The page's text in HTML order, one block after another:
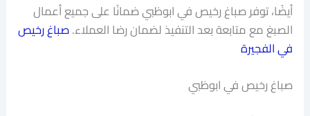
أيضًا، توفر صباغ رخيص في ابوظبي ضمانًا على جميع أعمال
الصبغ مع متابعة بعد التنفيذ لضمان رضا العملاء.صباغ رخيص
في الفجيرة
صباغ رخيص في ابوظبي